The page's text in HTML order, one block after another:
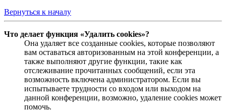
Вернуться к началу
Что делает функция «Удалить cookies»?
Она удаляет все созданные cookies, которые позволяют
вам оставаться авторизованным на этой конференции, а
также выполняют другие функции, такие как
отслеживание прочитанных сообщений, если эта
возможность включена администратором. Если вы
испытываете трудности со входом или выходом на
данной конференции, возможно, удаление cookies может
помочь.